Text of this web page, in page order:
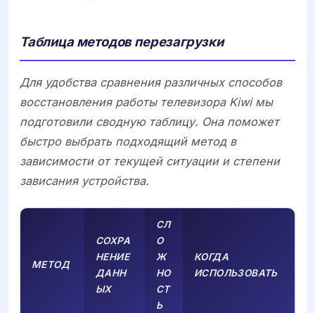
Таблица методов перезагрузки
Для удобства сравнения различных способов
восстановления работы телевизора Kiwiмы
подготовили сводную таблицу. Она поможет
быстро выбрать подходящий метод в
зависимости от текущей ситуации и степени
зависания устройства.
МЕТОД
СОХРА
НЕНИЕ
ДАНН
ЫХ
СЛ
О
Ж
НО
СТ
Ь
КОГДА
ИСПОЛЬЗОВАТЬ